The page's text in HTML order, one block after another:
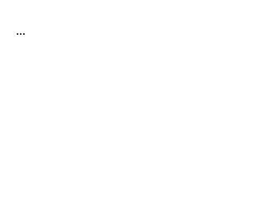
...